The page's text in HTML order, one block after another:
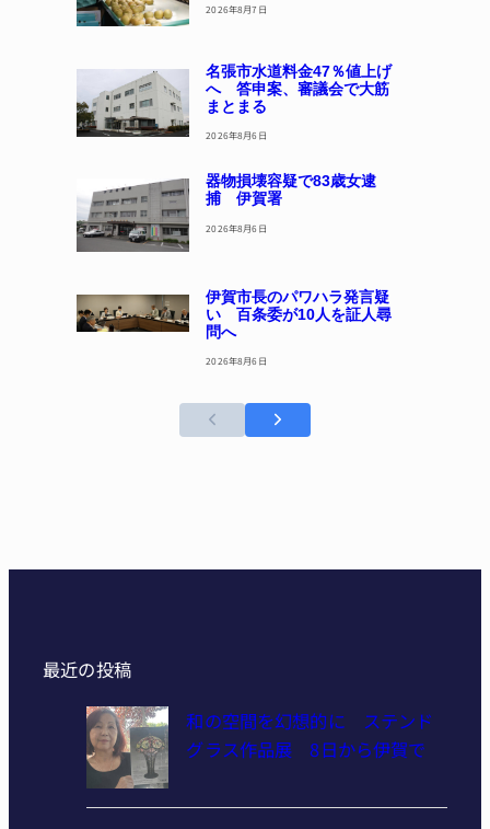
2026年8月7日
名張市水道料金47％値上げ
へ 答申案、審議会で大筋
まとまる
2026年8月6日
器物損壊容疑で83歳女逮
捕 伊賀署
2026年8月6日
伊賀市長のパワハラ発言疑
い 百条委が10人を証人尋
問へ
2026年8月6日
最近の投稿
和の空間を幻想的に ステンド
グラス作品展 8日から伊賀で